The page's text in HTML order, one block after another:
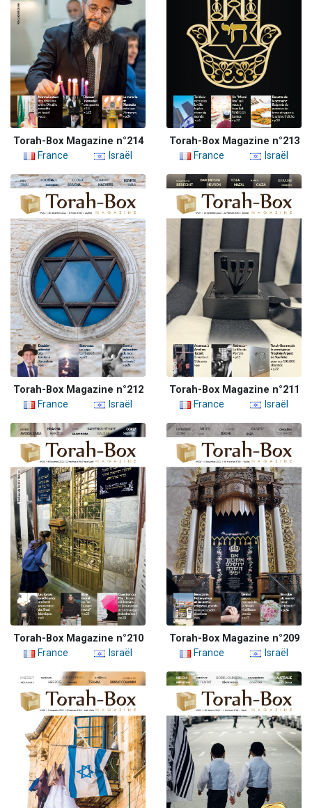
Torah-Box Magazine n°214
France
Israël
Torah-Box Magazine n°213
France
Israël
Torah-Box Magazine n°212
France
Israël
Torah-Box Magazine n°211
France
Israël
Torah-Box Magazine n°210
France
Israël
Torah-Box Magazine n°209
France
Israël